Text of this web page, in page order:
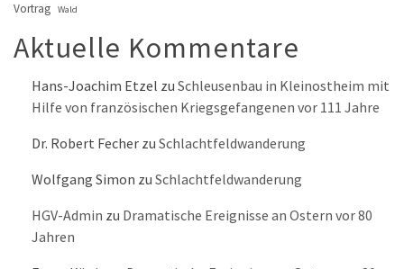
Vortrag Wald
Aktuelle Kommentare
Hans-Joachim Etzel zu Schleusenbau in Kleinostheim mit
Hilfe von französischen Kriegsgefangenen vor 111 Jahre
Dr. Robert Fecher zu Schlachtfeldwanderung
Wolfgang Simon zu Schlachtfeldwanderung
HGV-Admin zu Dramatische Ereignisse an Ostern vor 80
Jahren